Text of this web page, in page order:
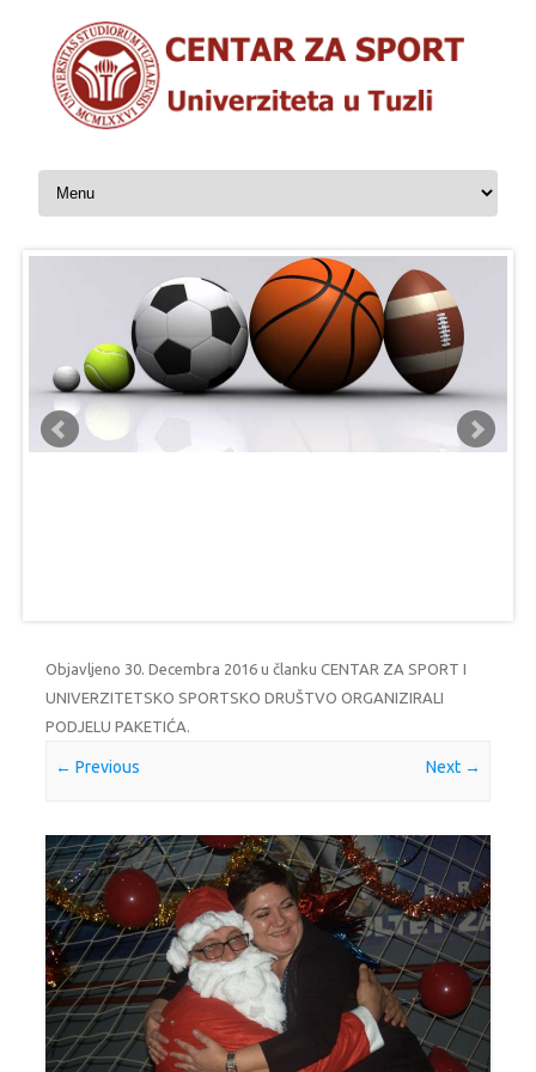
Skip to content
Objavljeno 30. Decembra 2016 u članku CENTAR ZA SPORT I
UNIVERZITETSKO SPORTSKO DRUŠTVO ORGANIZIRALI
PODJELU PAKETIĆA
← Previous Next →